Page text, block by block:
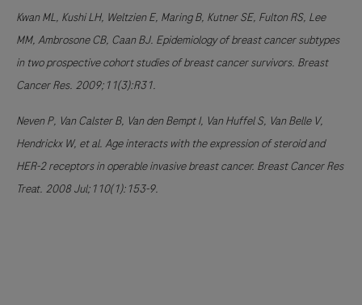
Kwan ML, Kushi LH, Weltzien E, Maring B, Kutner SE, Fulton RS, Lee
MM, Ambrosone CB, Caan BJ. Epidemiology of breast cancer subtypes
in two prospective cohort studies of breast cancer survivors. Breast
Cancer Res. 2009;11(3):R31.
Neven P, Van Calster B, Van den Bempt I, Van Huffel S, Van Belle V,
Hendrickx W, et al. Age interacts with the expression of steroid and
HER-2 receptors in operable invasive breast cancer. Breast Cancer Res
Treat. 2008 Jul;110(1):153-9.